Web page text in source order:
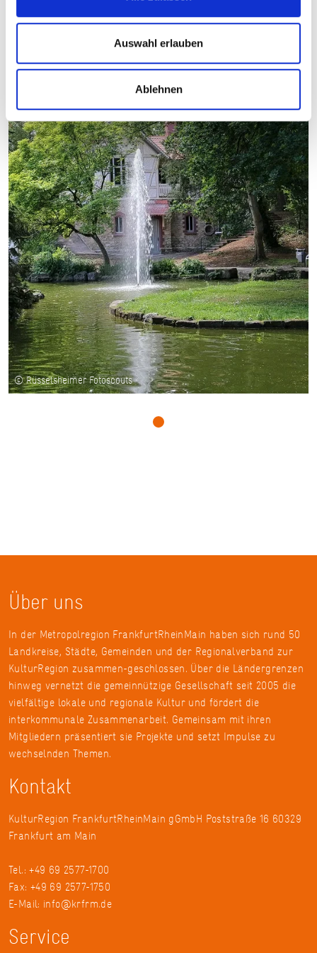
Auswahl erlauben
Ablehnen
© Rüsselsheimer Fotoscouts
Über uns
In der Metropolregion FrankfurtRheinMain haben sich rund 50
Landkreise, Städte, Gemeinden und der Regionalverband zur
KulturRegion zusammen-geschlossen. Über die Ländergrenzen
hinweg vernetzt die gemeinnützige Gesellschaft seit 2005 die
vielfältige lokale und regionale Kultur und fördert die
interkommunale Zusammenarbeit. Gemeinsam mit ihren
Mitgliedern präsentiert sie Projekte und setzt Impulse zu
wechselnden Themen.
Kontakt
KulturRegion FrankfurtRheinMain gGmbH Poststraße 16 60329
Frankfurt am Main
Tel.: +49 69 2577-1700
Fax: +49 69 2577-1750
E-Mail: info@krfrm.de
Service